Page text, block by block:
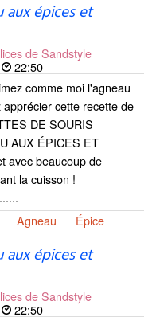
aux épices et
de Sandstyle
22:50
comme moi l'agneau
apprécier cette recette de
DE SOURIS
AUX ÉPICES ET
avec beaucoup de
la cuisson !
Agneau Épice
aux épices et
de Sandstyle
22:50